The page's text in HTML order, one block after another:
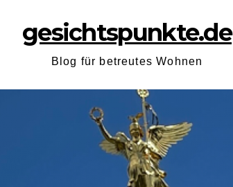
gesichtspunkte.de
Blog für betreutes Wohnen